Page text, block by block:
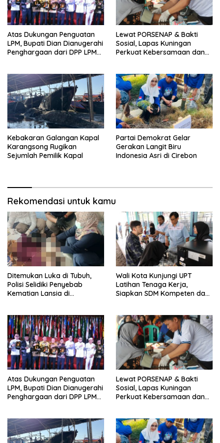
Atas Dukungan Penguatan
LPM, Bupati Dian Dianugerahi
Penghargaan dari DPP LPM
Lewat PORSENAP & Bakti
Sosial, Lapas Kuningan
Perkuat Kebersamaan dan
Kebakaran Galangan Kapal
Karangsong Rugikan
Sejumlah Pemilik Kapal
Partai Demokrat Gelar
Gerakan Langit Biru
Indonesia Asri di Cirebon
Rekomendasi untuk kamu
Ditemukan Luka di Tubuh,
Polisi Selidiki Penyebab
Kematian Lansia di
Wali Kota Kunjungi UPT
Latihan Tenaga Kerja,
Siapkan SDM Kompeten dan
Atas Dukungan Penguatan
LPM, Bupati Dian Dianugerahi
Penghargaan dari DPP LPM
Lewat PORSENAP & Bakti
Sosial, Lapas Kuningan
Perkuat Kebersamaan dan